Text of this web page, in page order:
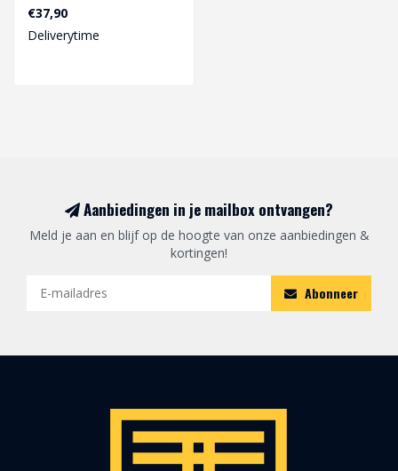
magzijn is gemaakt van
een stevig ..
€37,90
Deliverytime
Aanbiedingen in je mailbox ontvangen?
Meld je aan en blijf op de hoogte van onze aanbiedingen &
kortingen!
Abonneer